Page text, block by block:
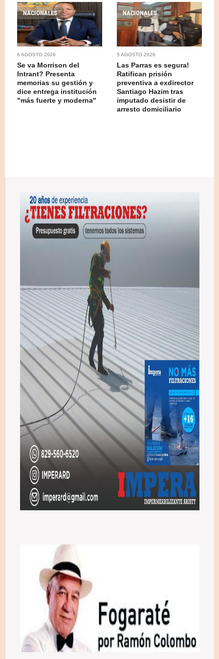
NACIONALES
6 AGOSTO 2026
Se va Morrison del
Intrant? Presenta
memorias su gestión y
dice entrega institución
"más fuerte y moderna"
NACIONALES
5 AGOSTO 2026
Las Parras es segura!
Ratifican prisión
preventiva a exdirector
Santiago Hazim tras
imputado desistir de
arresto domiciliario